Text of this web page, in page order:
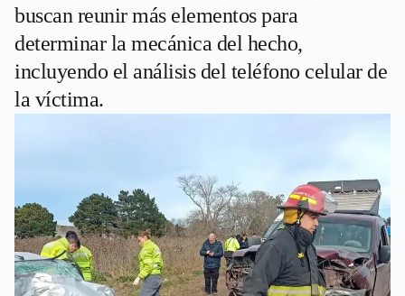
buscan reunir más elementos para
determinar la mecánica del hecho,
incluyendo el análisis del teléfono celular de
la víctima.